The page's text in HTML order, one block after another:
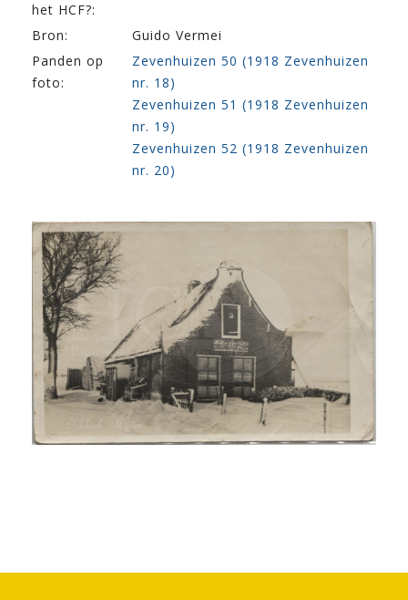
het HCF?:
Bron:
Guido Vermei
Panden op
foto:
Zevenhuizen 50 (1918 Zevenhuizen
nr. 18)
Zevenhuizen 51 (1918 Zevenhuizen
nr. 19)
Zevenhuizen 52 (1918 Zevenhuizen
nr. 20)